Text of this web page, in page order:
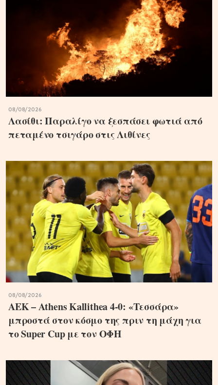
08/08/2026
Λασίθι: Παραλίγο να ξεσπάσει φωτιά από
πεταμένο τσιγάρο στις Λιθίνες
08/08/2026
ΑΕΚ – Athens Kallithea 4-0: «Τεσσάρα»
μπροστά στον κόσμο της πριν τη μάχη για
το Super Cup με τον ΟΦΗ